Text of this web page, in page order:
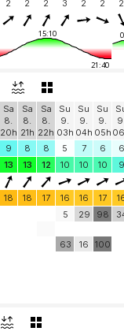
2 2 2 3 2 2 2
15:10
21:40
Sa
8.
20h
Sa
8.
21h
Sa
8.
22h
Su
9.
03h
Su
9.
04h
Su
9.
05h
9 8 8 5 7 6
6
13 13 12 10 10 10 9
18 18 17 16 16 17
5
63
29
16
98
100